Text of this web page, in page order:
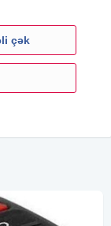
в любое
çək